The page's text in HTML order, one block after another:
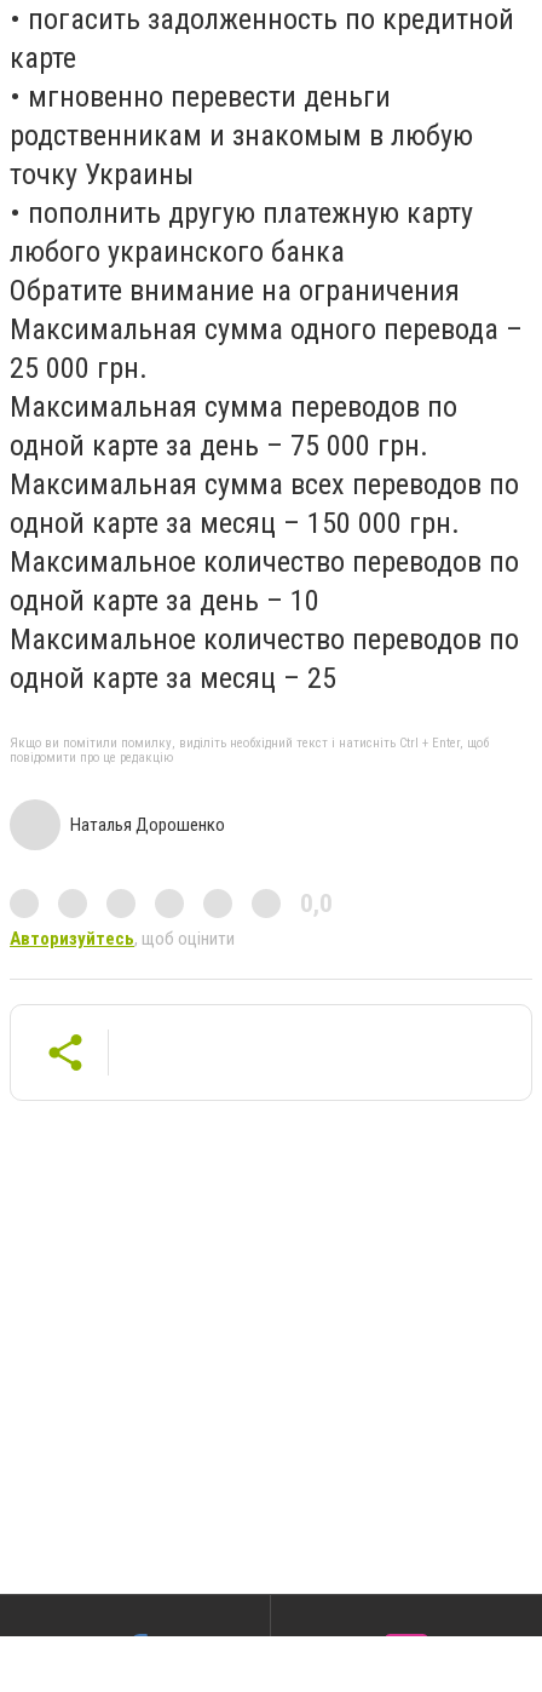
• погасить задолженность по кредитной
карте
• мгновенно перевести деньги
родственникам и знакомым в любую
точку Украины
• пополнить другую платежную карту
любого украинского банка
Обратите внимание на ограничения
Максимальная сумма одного перевода –
25 000 грн.
Максимальная сумма переводов по
одной карте за день – 75 000 грн.
Максимальная сумма всех переводов по
одной карте за месяц – 150 000 грн.
Максимальное количество переводов по
одной карте за день – 10
Максимальное количество переводов по
одной карте за месяц – 25
Якщо ви помітили помилку, виділіть необхідний текст і натисніть Ctrl + Enter, щоб
повідомити про це редакцію
Наталья Дорошенко
0,0
Авторизуйтесь, щоб оцінити